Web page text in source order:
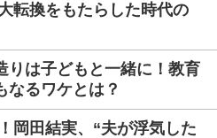
転換をもたらした時代の
りは子どもと一緒に！教育
なるワケとは？
岡田結実、“夫が浮気した